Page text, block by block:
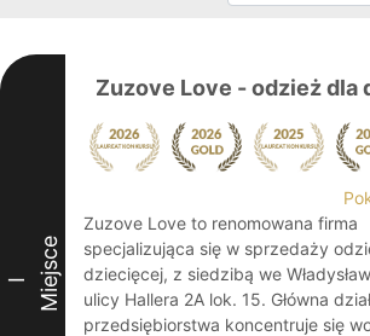
I Miejsce
Zuzove Love - odzież dla
Zuzove Love to renomowana firma
specjalizująca się w sprzedaży
dziecięcej, z siedzibą we
ulicy Hallera 2A lok. 15. Główna
przedsiębiorstwa koncentruje się